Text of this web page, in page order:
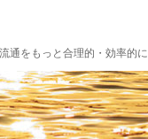
通をもっと合理的・効率的に